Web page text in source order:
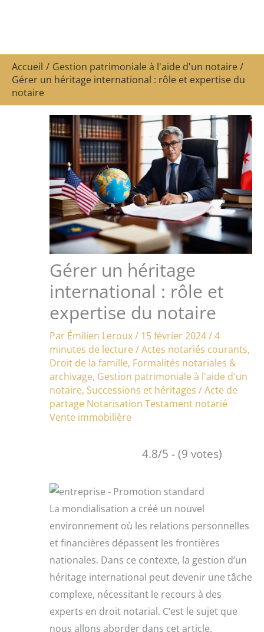
Accueil
Gestion patrimoniale à l'aide d'un notaire
Gérer un héritage international : rôle et expertise du
notaire
Gérer un héritage
international : rôle et
expertise du notaire
Par Émilien Leroux/ 15 février 2024/4
minutes de lecture/Actes notariés courants,
Droit de la famille, Formalités notariales &
archivage, Gestion patrimoniale à l'aide d'un
notaire, Successions et héritages /Acte de
partage Notarisation Testament notarié
Vente immobilière
4.8/5 - (9 votes)
La mondialisation a créé un nouvel
environnement où les relations personnelles
et financières dépassent les frontières
nationales. Dans ce contexte, la gestion d’un
héritage international peut devenir une tâche
complexe, nécessitant le recours à des
experts en droit notarial. C’est le sujet que
nous allons aborder dans cet article.